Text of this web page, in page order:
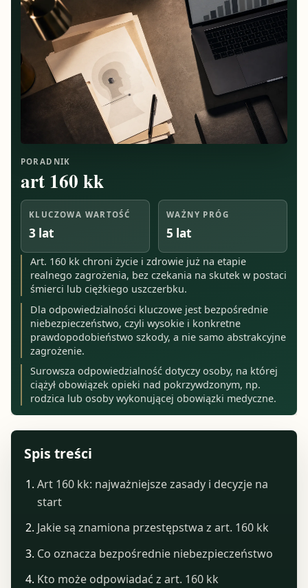
PORADNIK
art 160 kk
KLUCZOWA WARTOŚĆ
3 lat
WAŻNY PRÓG
5 lat
Art. 160 kk chroni życie i zdrowie już na etapie
realnego zagrożenia, bez czekania na skutek w postaci
śmierci lub ciężkiego uszczerbku.
Dla odpowiedzialności kluczowe jest bezpośrednie
niebezpieczeństwo, czyli wysokie i konkretne
prawdopodobieństwo szkody, a nie samo abstrakcyjne
zagrożenie.
Surowsza odpowiedzialność dotyczy osoby, na której
ciążył obowiązek opieki nad pokrzywdzonym, np.
rodzica lub osoby wykonującej obowiązki medyczne.
Spis treści
Art 160 kk: najważniejsze zasady i decyzje na
start
Jakie są znamiona przestępstwa z art. 160 kk
Co oznacza bezpośrednie niebezpieczeństwo
Kto może odpowiadać z art. 160 kk